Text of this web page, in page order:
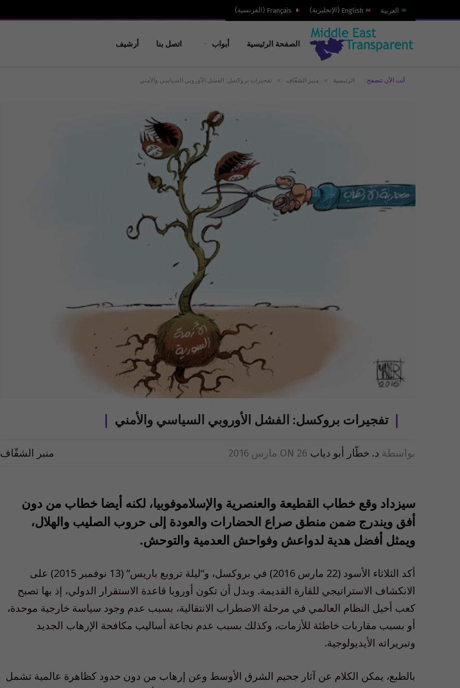
العربية English
( الإنجليزية)
Français
( الفرنسية)
الصفحة الرئيسية أبواب اتصل بنا أرشيف
أنت الآن تتصفح: الرئيسية » منبر الشفّاف » تفجيرات بروكسل: الفشل الأوروبي السياسي والأمني
تفجيرات بروكسل: الفشل الأوروبي السياسي والأمني
بواسطة د. خطّار أبو دياب ON 26 مارس 2016 منبر الشفّاف
سيزداد وقع خطاب القطيعة والعنصرية والإسلاموفوبيا، لكنه أيضا خطاب من دون
أفق ويندرج ضمن منطق صراع الحضارات والعودة إلى حروب الصليب والهلال،
ويمثل أفضل هدية لدواعش وفواحش العدمية والتوحش.
أكد الثلاثاء الأسود (22 مارس 2016) في بروكسل، و“ليلة ترويع باريس” (13 نوفمبر 2015) على
الانكشاف الاستراتيجي للقارة القديمة. وبدل أن تكون أوروبا قاعدة الاستقرار الدولي، إذ بها تصبح
كعب أخيل النظام العالمي في مرحلة الاضطراب الانتقالية، بسبب عدم وجود سياسة خارجية موحدة،
أو بسبب مقاربات خاطئة للأزمات، وكذلك بسبب عدم نجاعة أساليب مكافحة الإرهاب الجديد
وتبريراته الأيديولوجية.
بالطبع، يمكن الكلام عن آثار جحيم الشرق الأوسط وعن إرهاب من دون حدود كظاهرة عالمية تشمل